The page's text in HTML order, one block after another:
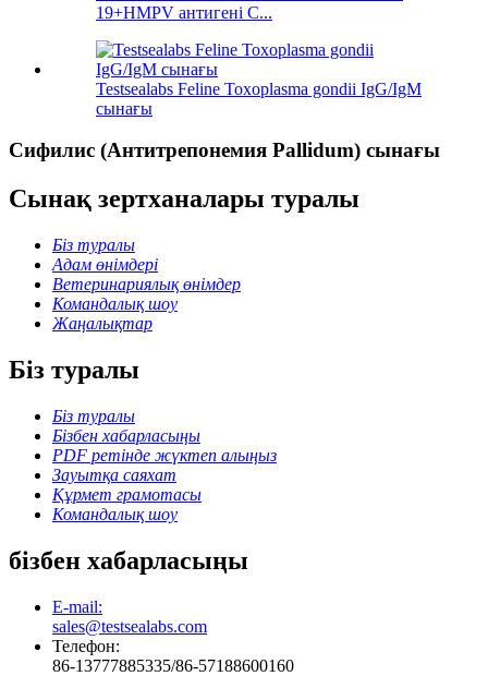
19+HMPV антигені С...
Testsealabs Feline Toxoplasma gondii IgG/IgM
сынағы
Сифилис (Антитрепонемия Pallidum) сынағы
Сынақ зертханалары туралы
Біз туралы
Адам өнімдері
Ветеринариялық өнімдер
Командалық шоу
Жаңалықтар
Біз туралы
Біз туралы
Бізбен хабарласыңы
PDF ретінде жүктеп алыңыз
Зауытқа саяхат
Құрмет грамотасы
Командалық шоу
бізбен хабарласыңы
E-mail:
sales@testsealabs.com
Телефон:
86-13777885335/86-57188600160